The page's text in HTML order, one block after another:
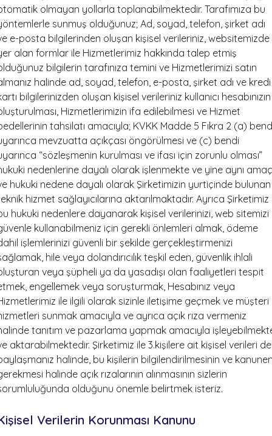
olmayan yollarla toplanabilmektedir. Tarafımıza bu
sunmuş olduğunuz; Ad, soyad, telefon, şirket adı
e-posta bilgilerinden oluşan kişisel verileriniz, websitemizde
alan formlar ile Hizmetlerimiz hakkında talep etmiş
bilgilerin tarafınıza temini ve Hizmetlerimizi satın
halinde ad, soyad, telefon, e-posta, şirket adı ve kredi
bilgilerinizden oluşan kişisel verileriniz kullanıcı hesabınızın
Hizmetlerimizin ifa edilebilmesi ve Hizmet
tahsilatı amacıyla; KVKK Madde 5 Fıkra 2 (a)
mevzuatta açıkçası öngörülmesi ve (c) bendi
“sözleşmenin kurulması ve ifası için zorunlu olması”
nedenlerine dayalı olarak işlenmekte ve yine aynı amaç
hukuki nedene dayalı olarak Şirketimizin yurtiçinde bulunan
hizmet sağlayıcılarına aktarılmaktadır. Ayrıca Şirketimiz
hukuki nedenlere dayanarak kişisel verilerinizi, web sitemizi
kullanabilmeniz için gerekli önlemleri almak, ödeme
işlemlerinizi güvenli bir şekilde gerçekleştirmenizi
hile veya dolandırıcılık teşkil eden, güvenlik ihlali
veya şüpheli ya da yasadışı olan faaliyetleri tespit
engellemek veya soruşturmak, Hesabınız veya
ile ilgili olarak sizinle iletişime geçmek ve müşteri
sunmak amacıyla ve ayrıca açık rıza vermeniz
tanıtım ve pazarlama yapmak amacıyla
aktarabilmektedir. Şirketimiz ile 3.kişilere ait kişisel verileri de
halinde, bu kişilerin bilgilendirilmesinin ve
halinde açık rızalarının alınmasının sizlerin
olduğunu önemle belirtmek isteriz.
Verilerin Korunması Kanunu